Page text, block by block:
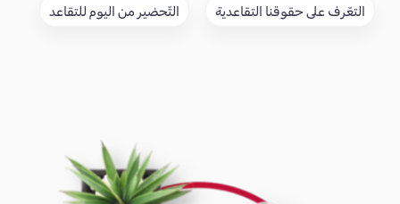
التعّرف على حقوقنا التقاعدية التّحضير من اليوم للتقاعد